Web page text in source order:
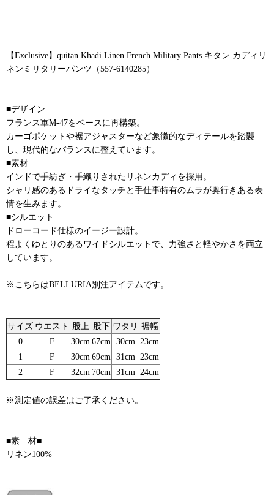
【Exclusive】quitan Khadi Linen French Military Pants キタン カディリ
ネンミリタリーパンツ（557-6140285）
■デザイン
フランス軍M-47をベースに再構築。
カーゴポケットや裾アジャスターなど象徴的なディテールを踏襲
し、現代的なバランスに整えています。
■素材
インドで手紡ぎ・手織りされたリネンカディを採用。
シャリ感のあるドライなタッチと手仕事特有のムラが奥行きある表
情を生みます。
■シルエット
ドローコード仕様のイージー設計。
程よくゆとりのあるワイドシルエットで、力強さと軽やかさを両立
しています。
※こちらはBELLURIA別注アイテムです。
サイズ ウエスト 股上 股下 ワタリ 裾幅
0
F 30cm 67cm 30cm
23cm
1
F 30cm 69cm 31cm
23cm
2
F 32cm 70cm 31cm 24cm
※測定値の誤差はご了承ください。
■素 材■
リネン100%